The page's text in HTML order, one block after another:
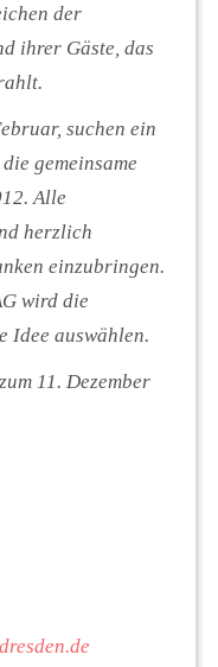
der
ihrer Gäste, das
suchen ein
gemeinsame
Alle
herzlich
einzubringen.
wird die
Idee auswählen.
11. Dezember